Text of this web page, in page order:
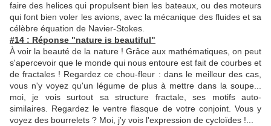
faire des helices qui propulsent bien les bateaux, ou des moteurs
qui font bien voler les avions, avec la mécanique des fluides et sa
célèbre équation de Navier-Stokes.
#14 : Réponse "nature is beautiful"
À voir la beauté de la nature ! Grâce aux mathématiques, on peut
s'apercevoir que le monde qui nous entoure est fait de courbes et
de fractales ! Regardez ce chou-fleur : dans le meilleur des cas,
vous n'y voyez qu'un légume de plus à mettre dans la soupe...
moi, je vois surtout sa structure fractale, ses motifs auto-
similaires. Regardez le ventre flasque de votre conjoint. Vous y
voyez des bourrelets ? Moi, j'y vois l'expression de cycloïdes !...